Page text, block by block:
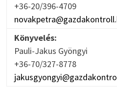
+36-20/396-4709
Könyvelés:
Pauli-Jakus Gyöngyi
+36-70/327-8778